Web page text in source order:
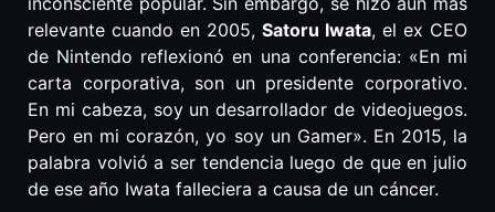
relevante cuando en 2005, Satoru Iwata, el ex CEO
de Nintendo reflexionó en una conferencia: «En mi
carta corporativa, son un presidente corporativo.
En mi cabeza, soy un desarrollador de videojuegos.
Pero en mi corazón, yo soy un Gamer». En 2015, la
palabra volvió a ser tendencia luego de que en julio
de ese año Iwata falleciera a causa de un cáncer.